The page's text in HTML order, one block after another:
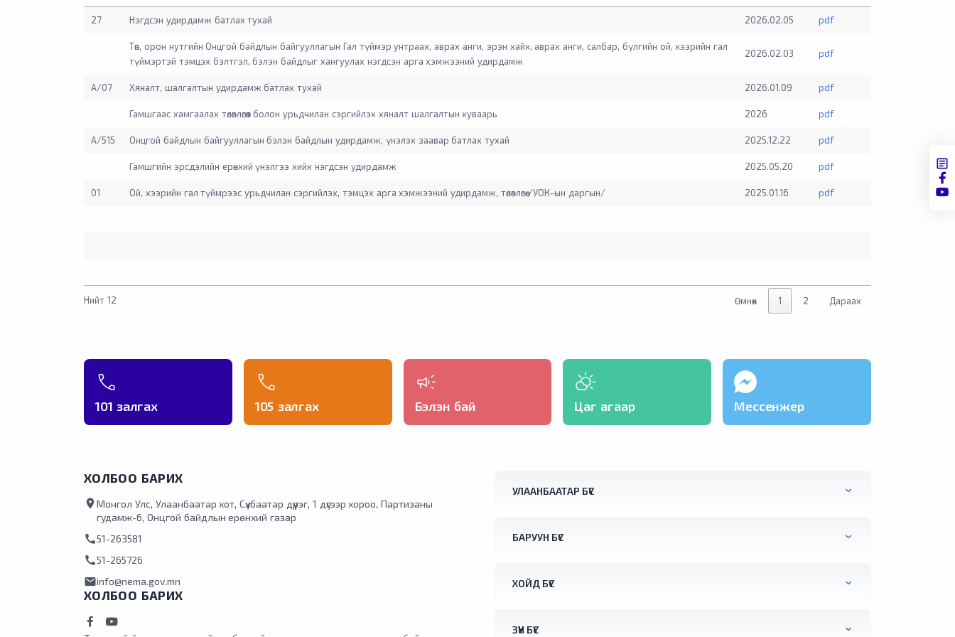
27 Нэгдсэн удирдамж батлах тухай 2026.02.05 pdf
Төв, орон нутгийн Онцгой байдлын байгууллагын Гал түймэр унтраах, аврах анги, эрэн хайх, аврах анги, салбар, бүлгийн ой, хээрийн гал
түймэртэй тэмцэх бэлтгэл, бэлэн байдлыг хангуулах нэгдсэн арга хэмжээний удирдамж
2026.02.03 pdf
А/07 Хяналт, шалгалтын удирдамж батлах тухай 2026.01.09 pdf
Гамшгаас хамгаалах төлөвлөгөөт болон урьдчилан сэргийлэх хяналт шалгалтын хуваарь 2026 pdf
А/515 Онцгой байдлын байгууллагын бэлэн байдлын удирдамж, үнэлэх заавар батлах тухай 2025.12.22 pdf
Гамшгийн эрсдэлийн ерөнхий үнэлгээ хийх нэгдсэн удирдамж 2025.05.20 pdf
01 Ой, хээрийн гал түймрээс урьдчилан сэргийлэх, тэмцэх арга хэмжээний удирдамж, төлөвлөгөө /УОК-ын даргын/ 2025.01.16 pdf
Нийт 12 Өмнөх 1 2 Дараах
101 залгах 105 залгах Бэлэн бай Цаг агаар Мессенжер
ХОЛБОО БАРИХ
location_onМонгол Улс, Улаанбаатар хот, Сүхбаатар дүүрэг, 1 дүгээр хороо, Партизаны
гудамж-6, Онцгой байдлын ерөнхий газар
call51-263581
call51-265726
mailinfo@nema.gov.mn
ХОЛБОО БАРИХ
УЛААНБААТАР БҮС
БАРУУН БҮС
ХОЙД БҮС
ЗҮҮН БҮС